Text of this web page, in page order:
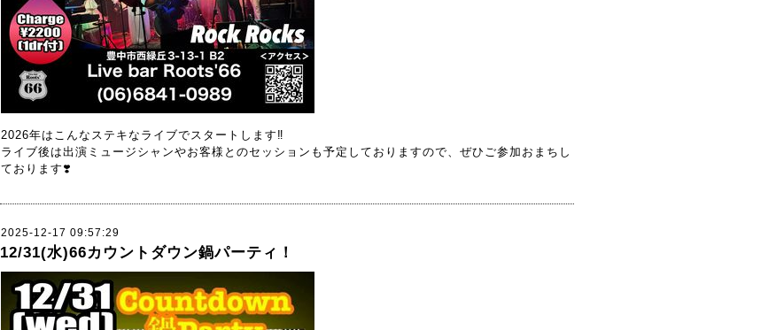
2026年はこんなステキなライブでスタートします‼️
ライブ後は出演ミュージシャンやお客様とのセッションも予定しておりますので、ぜひご参加おまちし
ております❣️
2025-12-17 09:57:29
12/31(水)66カウントダウン鍋パーティ！